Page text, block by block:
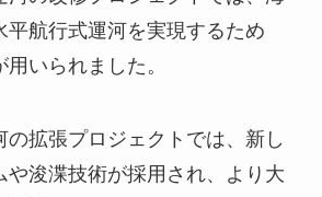
平航行式運河を実現するため
いられました。
の拡張プロジェクトでは、新し
や浚渫技術が採用され、より大